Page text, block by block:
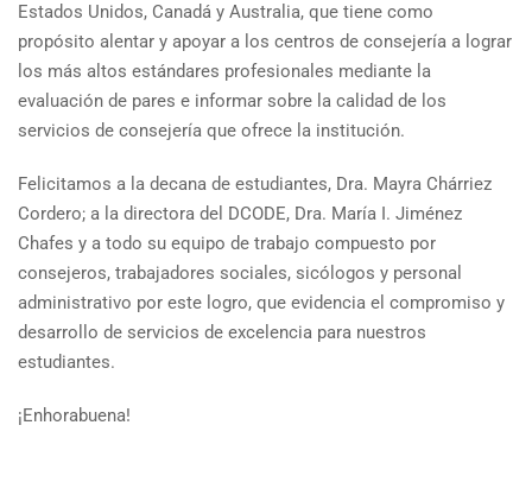
Estados Unidos, Canadá y Australia, que tiene como
propósito alentar y apoyar a los centros de consejería a lograr
los más altos estándares profesionales mediante la
evaluación de pares e informar sobre la calidad de los
servicios de consejería que ofrece la institución.
Felicitamos a la decana de estudiantes, Dra. Mayra Chárriez
Cordero; a la directora del DCODE, Dra. María I. Jiménez
Chafes y a todo su equipo de trabajo compuesto por
consejeros, trabajadores sociales, sicólogos y personal
administrativo por este logro, que evidencia el compromiso y
desarrollo de servicios de excelencia para nuestros
estudiantes.
¡Enhorabuena!